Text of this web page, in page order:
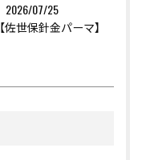
2026/07/25
【佐世保針金パーマ】